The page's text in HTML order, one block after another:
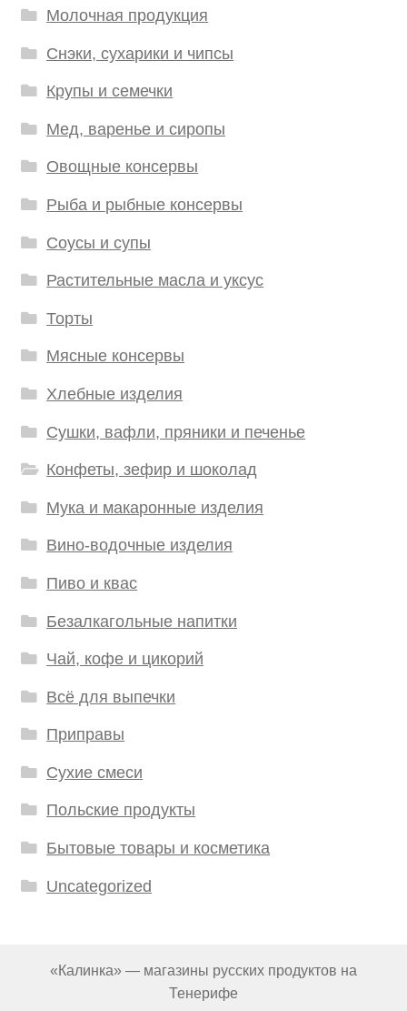
Молочная продукция
Снэки, сухарики и чипсы
Крупы и семечки
Мед, варенье и сиропы
Овощные консервы
Рыба и рыбные консервы
Соусы и супы
Растительные масла и уксус
Торты
Мясные консервы
Хлебные изделия
Сушки, вафли, пряники и печенье
Конфеты, зефир и шоколад
Мука и макаронные изделия
Вино-водочные изделия
Пиво и квас
Безалкагольные напитки
Чай, кофе и цикорий
Всё для выпечки
Приправы
Сухие смеси
Польские продукты
Бытовые товары и косметика
Uncategorized
«Калинка» — магазины русских продуктов на
Тенерифе